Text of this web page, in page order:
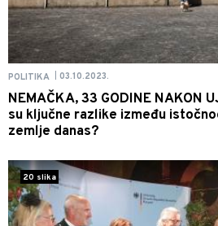
POLITIKA 03.10.2023.
NEMAČKA, 33 GODINE NAKON
su ključne razlike između
zemlje danas?
20 slika